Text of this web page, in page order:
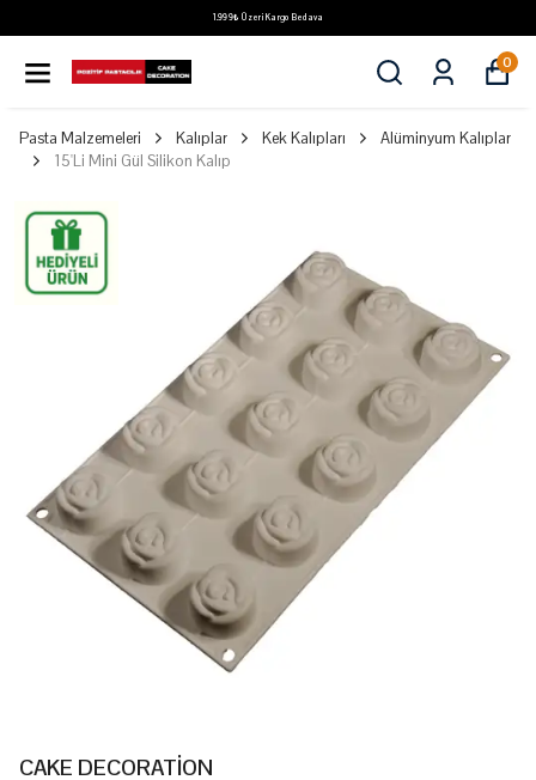
1.999₺ Üzeri Kargo Bedava
0
Pasta Malzemeleri Kalıplar Kek Kalıpları
Alüminyum Kalıplar
15'Li Mini Gül Silikon Kalıp
CAKE DECORATİON